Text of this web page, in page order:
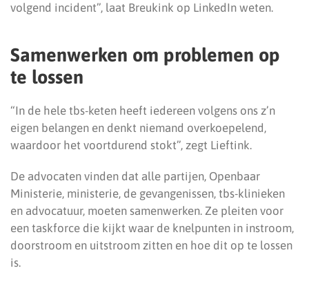
volgend incident”, laat Breukink op LinkedIn weten.
Samenwerken om problemen op
te lossen
“In de hele tbs-keten heeft iedereen volgens ons z’n
eigen belangen en denkt niemand overkoepelend,
waardoor het voortdurend stokt”, zegt Lieftink.
De advocaten vinden dat alle partijen, Openbaar
Ministerie, ministerie, de gevangenissen, tbs-klinieken
en advocatuur, moeten samenwerken. Ze pleiten voor
een taskforce die kijkt waar de knelpunten in instroom,
doorstroom en uitstroom zitten en hoe dit op te lossen
is.